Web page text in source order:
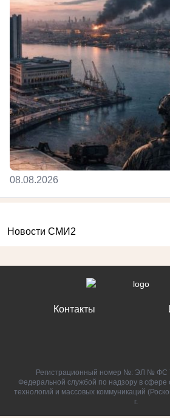
08.08.2026
Новости СМИ2
Контакты
Регистрационный номер №: ЭЛ № ФС
Федеральной службой по надзору в
технологий и массовых коммуникаций
г.